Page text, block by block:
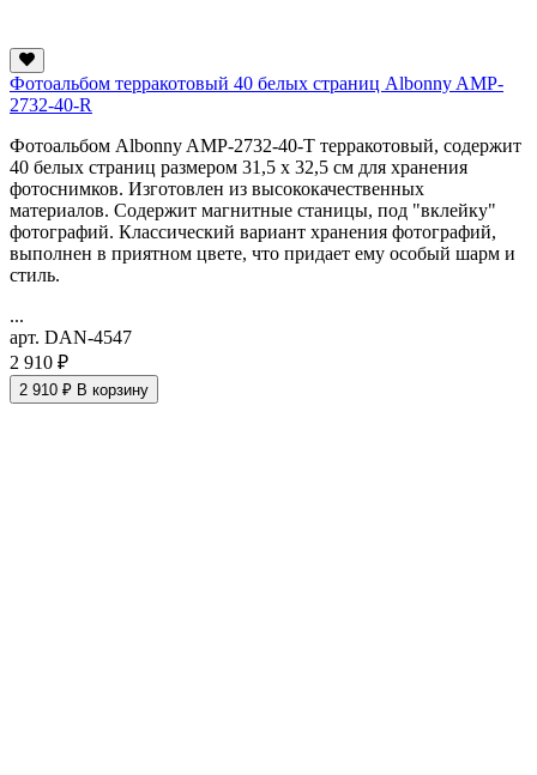
Фотоальбом терракотовый 40 белых страниц Albonny AMP-
2732-40-R
Фотоальбом Albonny AMP-2732-40-T терракотовый, содержит
40 белых страниц размером 31,5 x 32,5 см для хранения
фотоснимков. Изготовлен из высококачественных
материалов. Содержит магнитные станицы, под "вклейку"
фотографий. Классический вариант хранения фотографий,
выполнен в приятном цвете, что придает ему особый шарм и
стиль.
...
арт. DAN-4547
2 910 ₽
2 910 ₽ В корзину